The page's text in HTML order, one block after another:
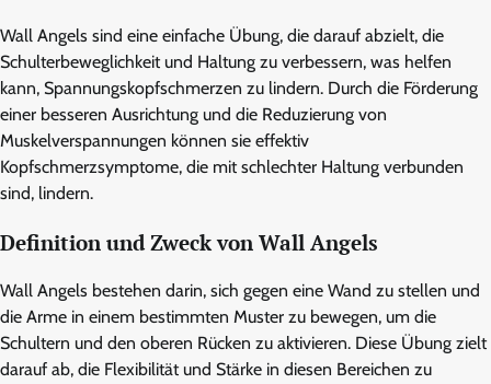
Wall Angels sind eine einfache Übung, die darauf abzielt, die
Schulterbeweglichkeit und Haltung zu verbessern, was helfen
kann, Spannungskopfschmerzen zu lindern. Durch die Förderung
einer besseren Ausrichtung und die Reduzierung von
Muskelverspannungen können sie effektiv
Kopfschmerzsymptome, die mit schlechter Haltung verbunden
sind, lindern.
Definition und Zweck von Wall Angels
Wall Angels bestehen darin, sich gegen eine Wand zu stellen und
die Arme in einem bestimmten Muster zu bewegen, um die
Schultern und den oberen Rücken zu aktivieren. Diese Übung zielt
darauf ab, die Flexibilität und Stärke in diesen Bereichen zu